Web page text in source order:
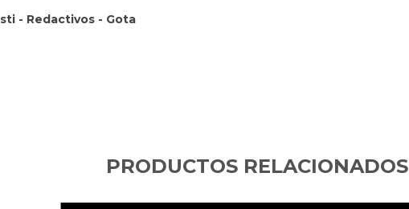
- Redactivos - Gota
PRODUCTOS RELACIONADOS